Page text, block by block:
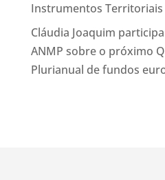
Instrumentos
Cláudia Joaquim
ANMP sobre o próximo
Plurianual de fundos